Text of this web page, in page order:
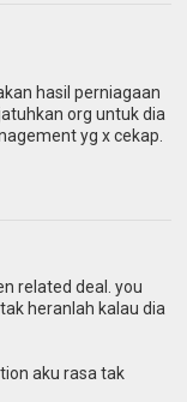
hasil perniagaan
org untuk dia
yg x cekap.
related deal. you
heranlah kalau dia
aku rasa tak